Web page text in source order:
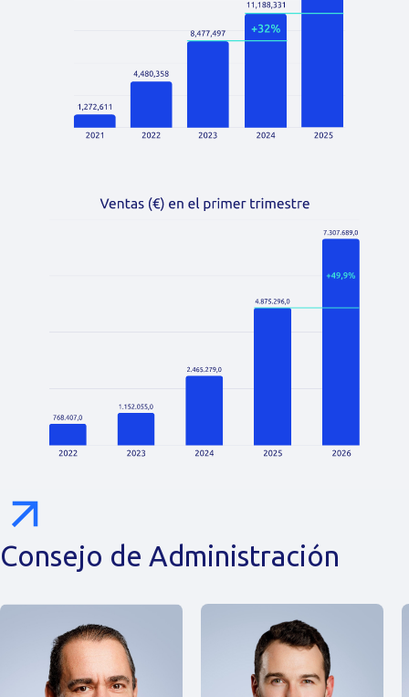
Consejo de Administración